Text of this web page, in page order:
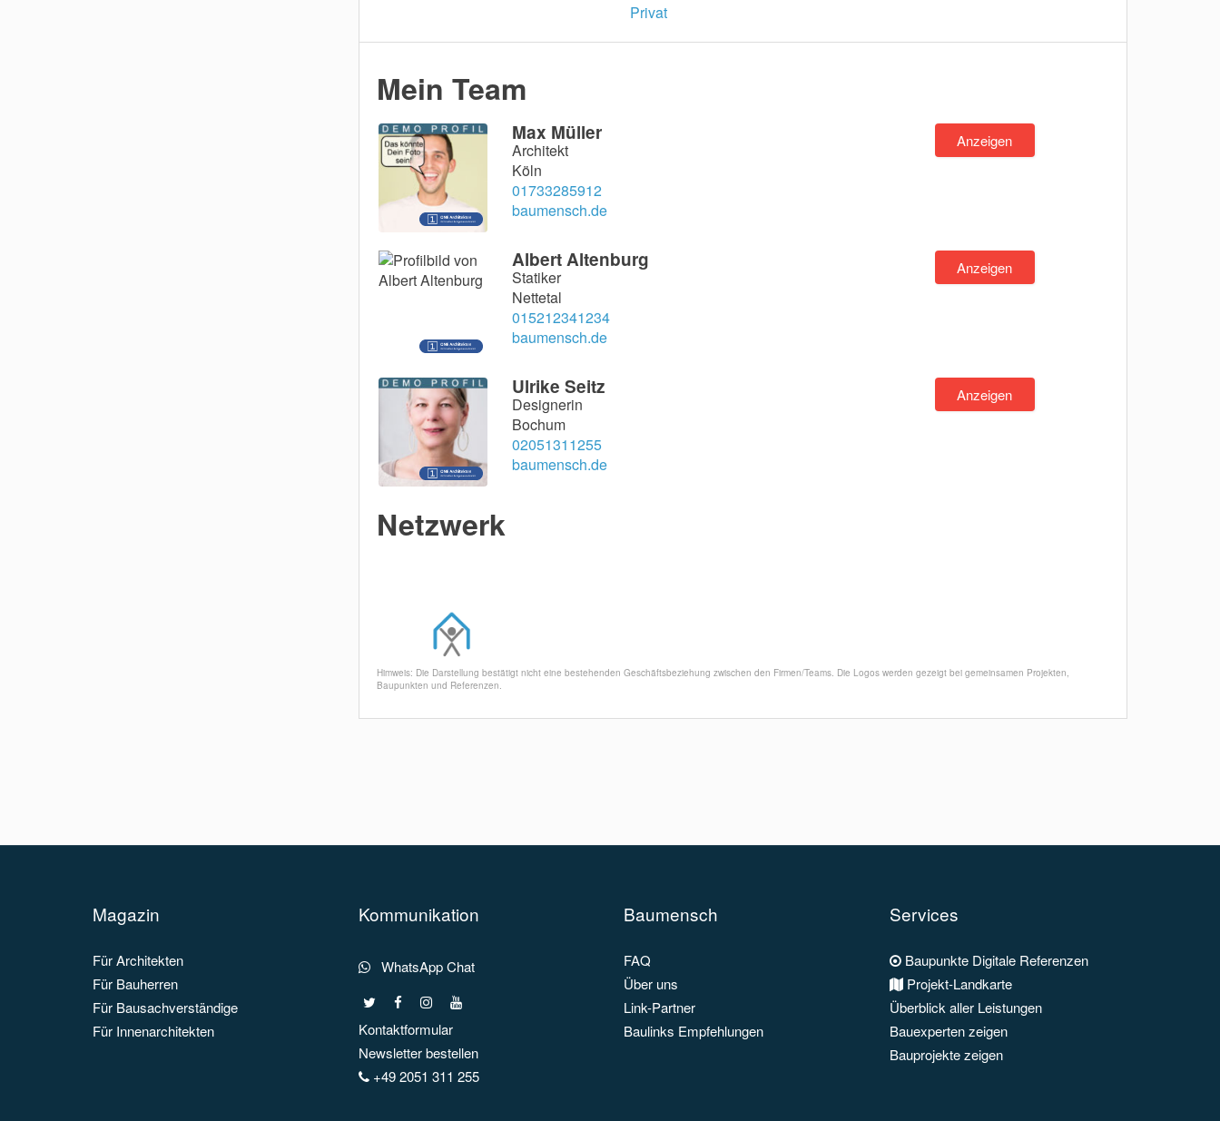
Privat
Mein Team
Max Müller
Architekt
Köln
01733285912
baumensch.de
Anzeigen
Albert Altenburg
Statiker
Nettetal
015212341234
baumensch.de
Anzeigen
Ulrike Seitz
Designerin
Bochum
02051311255
baumensch.de
Anzeigen
Netzwerk
Himweis: Die Darstellung bestätigt nicht eine bestehenden Geschäftsbeziehung zwischen den Firmen/Teams. Die Logos werden gezeigt bei gemeinsamen Projekten,
Baupunkten und Referenzen.
Magazin
Für Architekten
Für Bauherren
Für Bausachverständige
Für Innenarchitekten
Kommunikation
WhatsApp Chat
Kontaktformular
Newsletter bestellen
+49 2051 311 255
Baumensch
FAQ
Über uns
Link-Partner
Baulinks Empfehlungen
Services
Baupunkte Digitale Referenzen
Projekt-Landkarte
Überblick aller Leistungen
Bauexperten zeigen
Bauprojekte zeigen